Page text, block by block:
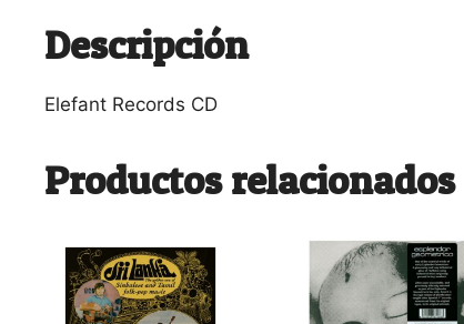
Descripción
Elefant Records CD
Productos relacionados